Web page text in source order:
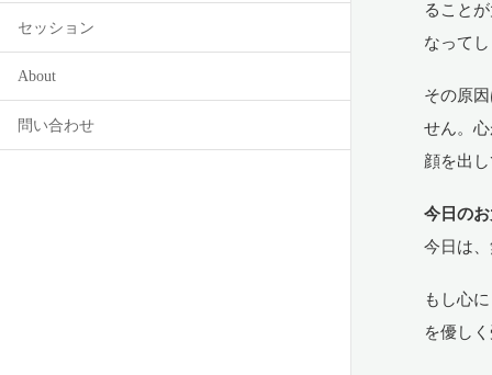
セッション
About
問い合わせ
ること
なって
その原
せん。
顔を出
今日の
今日は
もし心
を優し